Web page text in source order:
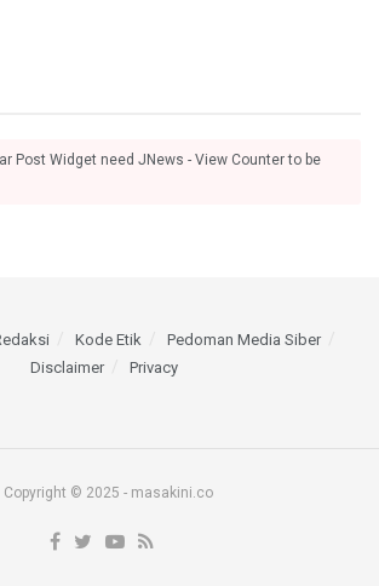
Post Widget need JNews - View Counter to be
Kode Etik
Pedoman Media Siber
Disclaimer
Privacy
Copyright © 2025 - masakini.co